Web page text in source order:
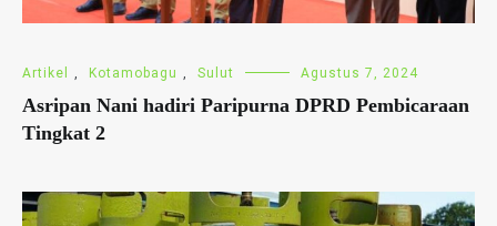
Artikel Kotamobagu Sulut Agustus 7, 2024
Asripan Nani hadiri Paripurna DPRD Pembicaraan
Tingkat 2